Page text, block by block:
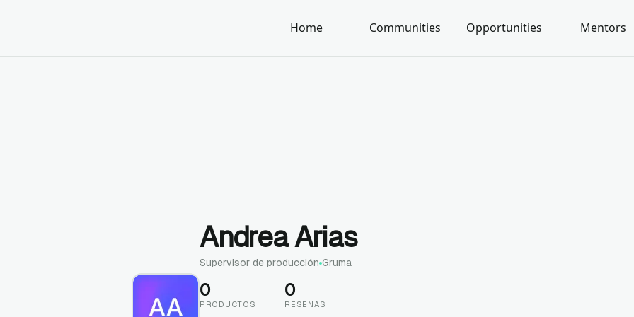
Home Communities Opportunities Mentors
Andrea Arias
Supervisor de producción Gruma
0
PRODUCTOS
0
RESENAS